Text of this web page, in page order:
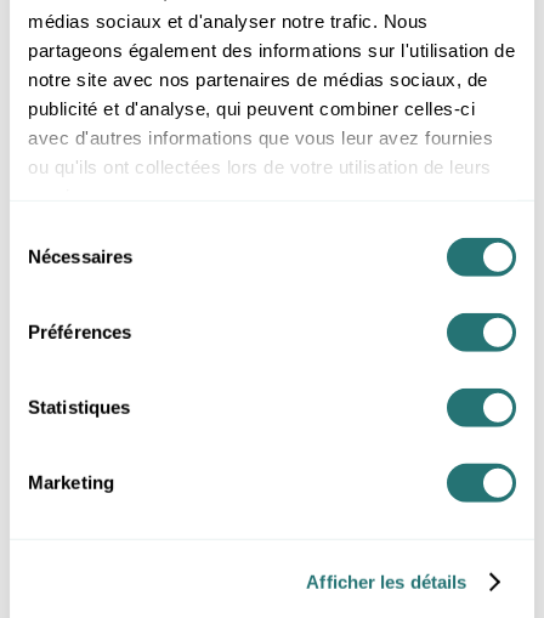
médias sociaux et d'analyser notre trafic. Nous
partageons également des informations sur l'utilisation de
notre site avec nos partenaires de médias sociaux, de
publicité et d'analyse, qui peuvent combiner celles-ci
avec d'autres informations que vous leur avez fournies
ou qu'ils ont collectées lors de votre utilisation de leurs
Nécessaires
Préférences
Statistiques
Marketing
Afficher les détails